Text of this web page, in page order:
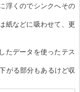
浮くのでシンクへその
紙などに吸わせて、更
たデータを使ったテス
がる部分もあるけど収